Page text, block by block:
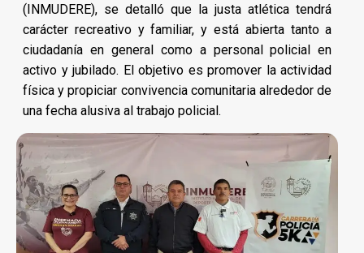
(INMUDERE), se detalló que la justa atlética tendrá
carácter recreativo y familiar, y está abierta tanto a
ciudadanía en general como a personal policial en
activo y jubilado. El objetivo es promover la actividad
física y propiciar convivencia comunitaria alrededor de
una fecha alusiva al trabajo policial.